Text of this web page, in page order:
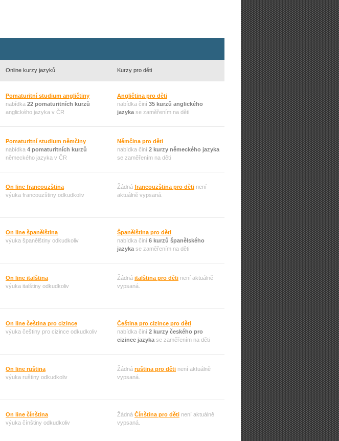
Online kurzy jazyků Kurzy pro děti
Pomaturitní studium angličtiny
nabídka 22 pomaturitních kurzů
anglického jazyka v ČR
Angličtina pro děti
nabídka činí 35 kurzů anglického
jazyka se zaměřením na děti
Pomaturitní studium němčiny
nabídka 4 pomaturitních kurzů
německého jazyka v ČR
Němčina pro děti
nabídka činí 2 kurzy německého jazyka
se zaměřením na děti
On line francouzština
výuka francouzštiny odkudkoliv
Žádná francouzština pro děti není
aktuálně vypsaná.
On line španělština
výuka španělštiny odkudkoliv
Španělština pro děti
nabídka činí 6 kurzů španělského
jazyka se zaměřením na děti
On line italština
výuka italštiny odkudkoliv
Žádná italština pro děti není aktuálně
vypsaná.
On line čeština pro cizince
výuka češtiny pro cizince odkudkoliv
Čeština pro cizince pro děti
nabídka činí 2 kurzy českého pro
cizince jazyka se zaměřením na děti
On line ruština
výuka ruštiny odkudkoliv
Žádná ruština pro děti není aktuálně
vypsaná.
On line čínština
výuka čínštiny odkudkoliv
Žádná Čínština pro děti není aktuálně
vypsaná.